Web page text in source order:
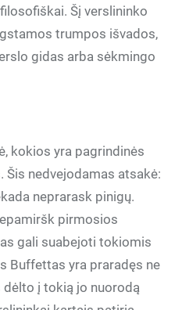
Šį verslininko
trumpos išvados,
gidas arba sėkmingo
kokios yra pagrindinės
nedvejodamas atsakė:
neprarask pinigų.
pirmosios
gali suabejoti tokiomis
Buffettas yra praradęs ne
dėlto į tokią jo nuorodą